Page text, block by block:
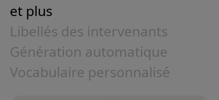
et plus
Libellés des intervenants
Génération automatique
Vocabulaire personnalisé